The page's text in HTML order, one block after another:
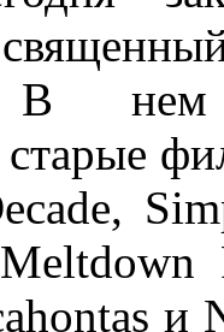
В нем
старые